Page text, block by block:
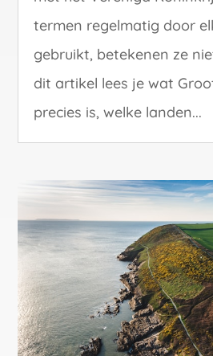
termen regelmatig door
gebruikt, betekenen ze
dit artikel lees je wat
precies is, welke landen...